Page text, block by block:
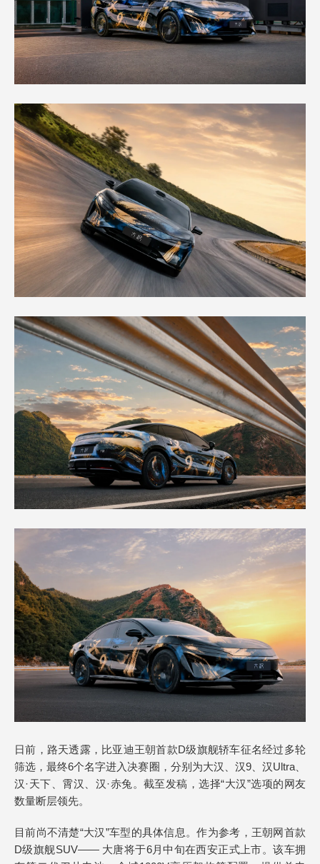
日前，路天透露，比亚迪王朝首款D级旗舰轿车征名经过多轮
筛选，最终6个名字进入决赛圈，分别为大汉、汉9、汉Ultra、
汉·天下、霄汉、汉·赤兔。截至发稿，选择“大汉”选项的网友
数量断层领先。
目前尚不清楚“大汉”车型的具体信息。作为参考，王朝网首款
D级旗舰SUV—— 大唐将于6月中旬在西安正式上市。该车拥